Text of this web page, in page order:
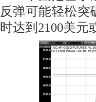
反弹可能轻松突
时达到2100美元